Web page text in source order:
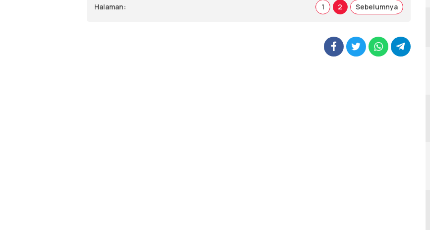
Halaman: 1 2 Sebelumnya